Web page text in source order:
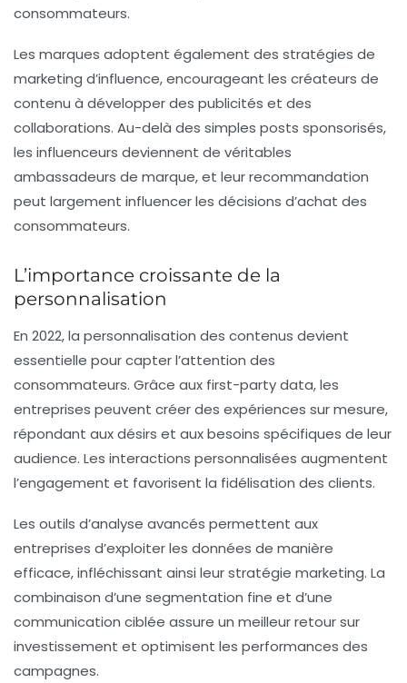
consommateurs.
Les marques adoptent également des stratégies de
marketing d’influence, encourageant les créateurs de
contenu à développer des publicités et des
collaborations. Au-delà des simples posts sponsorisés,
les influenceurs deviennent de véritables
ambassadeurs de marque, et leur recommandation
peut largement influencer les décisions d’achat des
consommateurs.
L’importance croissante de la
personnalisation
En 2022, la personnalisation des contenus devient
essentielle pour capter l’attention des
consommateurs. Grâce aux first-party data, les
entreprises peuvent créer des expériences sur mesure,
répondant aux désirs et aux besoins spécifiques de leur
audience. Les interactions personnalisées augmentent
l’engagement et favorisent la fidélisation des clients.
Les outils d’analyse avancés permettent aux
entreprises d’exploiter les données de manière
efficace, infléchissant ainsi leur stratégie marketing. La
combinaison d’une segmentation fine et d’une
communication ciblée assure un meilleur retour sur
investissement et optimisent les performances des
campagnes.